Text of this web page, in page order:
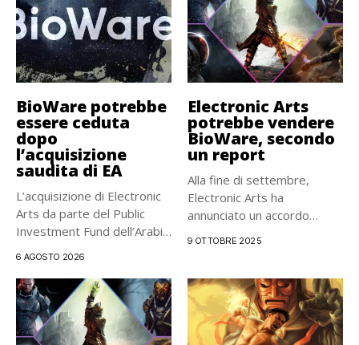
BioWare potrebbe
essere ceduta
dopo
l’acquisizione
saudita di EA
L’acquisizione di Electronic
Arts da parte del Public
Investment Fund dell’Arabia
6 AGOSTO 2026
Electronic Arts
potrebbe vendere
BioWare, secondo
un report
Alla fine di settembre,
Electronic Arts ha
annunciato un accordo
9 OTTOBRE 2025